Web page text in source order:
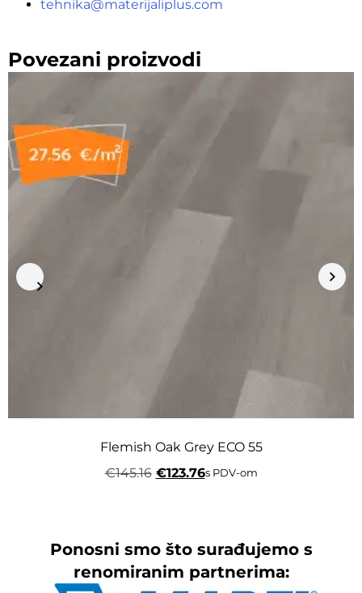
tehnika@materijaliplus.com
Povezani proizvodi
Flemish Oak Grey ECO 55
€145.16 €123.76s PDV-om
Ponosni smo što surađujemo s
renomiranim partnerima: